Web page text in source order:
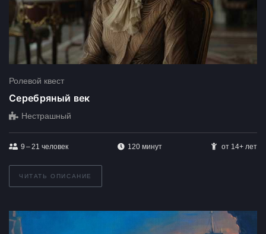
Ролевой квест
Серебряный век
Нестрашный
9 – 21 человек 120 минут от 14+ лет
ЧИТАТЬ ОПИСАНИЕ